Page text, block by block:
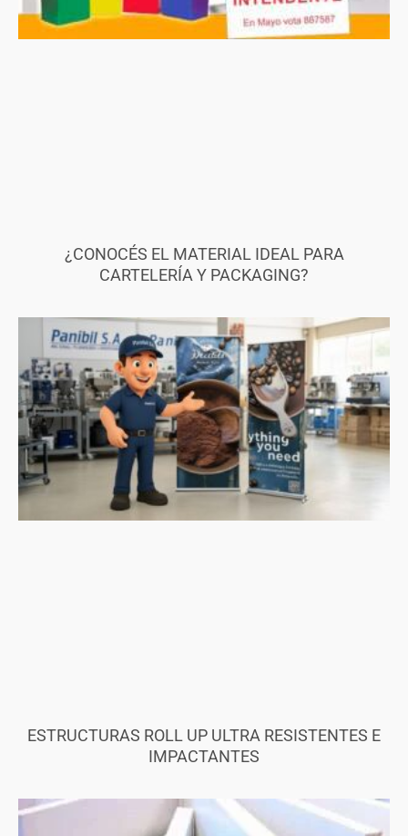
¿CONOCÉS EL MATERIAL IDEAL PARA
CARTELERÍA Y PACKAGING?
ESTRUCTURAS ROLL UP ULTRA RESISTENTES E
IMPACTANTES